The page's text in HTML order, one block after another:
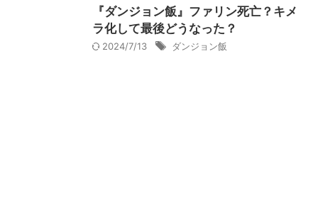
『ダンジョン飯』ファリン死亡？キメ
ラ化して最後どうなった？
2024/7/13 ダンジョン飯